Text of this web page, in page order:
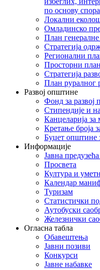
по основу
Локални
Омладинско
План генералне
Стратегија
Регионални
Просторни план
Стратегија
План руралног
Развој општине
Фонд за развој
Стипендије и
Канцеларија за
Кретање броја
Буџет општине
Информације
Јавна
Просвета
Култура и
Календар
Туризам
Статистички
Аутобуски
Железнички
Огласна табла
Обавештења
Јавни позиви
Конкурси
Јавне набавке